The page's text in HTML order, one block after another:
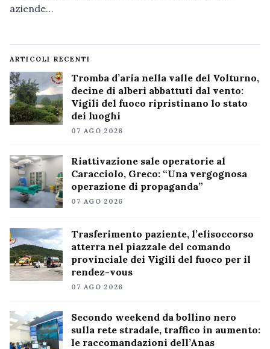
aziende…
ARTICOLI RECENTI
Tromba d’aria nella valle del Volturno,
decine di alberi abbattuti dal vento:
Vigili del fuoco ripristinano lo stato
dei luoghi
07 AGO 2026
Riattivazione sale operatorie al
Caracciolo, Greco: “Una vergognosa
operazione di propaganda”
07 AGO 2026
Trasferimento paziente, l’elisoccorso
atterra nel piazzale del comando
provinciale dei Vigili del fuoco per il
rendez-vous
07 AGO 2026
Secondo weekend da bollino nero
sulla rete stradale, traffico in aumento:
le raccomandazioni dell’Anas